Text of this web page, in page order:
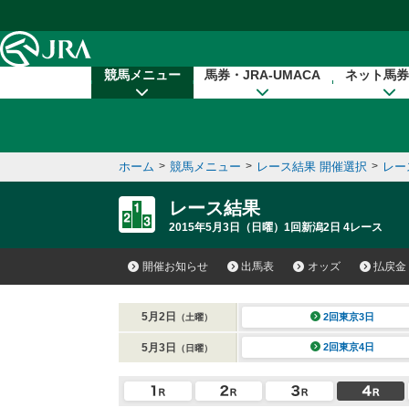
競馬メニュー 馬券・JRA-UMACA ネット馬
ホーム > 競馬メニュー > レース結果 開催選択 > レ
レース結果
2015年5月3日（日曜）1回新潟2日 4レース
開催お知らせ 出馬表 オッズ 払戻金
5月2日 （土曜） 2回東京3日
5月3日 （日曜） 2回東京4日